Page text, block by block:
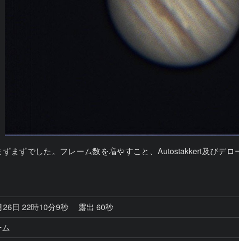
まずでした。フレーム数を増やすこと、Autostakkert及びデ
26日 22時10分9秒
露出 60秒